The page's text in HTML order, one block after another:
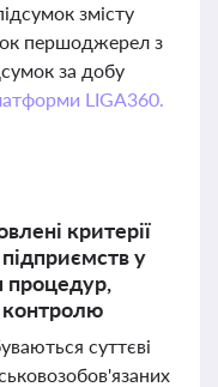
змісту
першоджерел з
за добу
LIGA360.
критерії
у
процедур,
контролю
суттєві